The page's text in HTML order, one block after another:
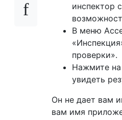
инспектор
В меню
проверки».
Нажмите на
увидеть
Он не дает вам
вам имя